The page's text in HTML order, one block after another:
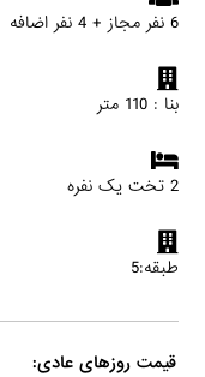
6 نفر مجاز + 4 نفر اضافه
بنا : 110 متر
2 تخت یک نفره
طبقه:5
قیمت روزهای عادی: